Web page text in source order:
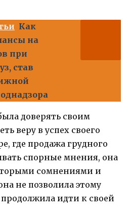
Как
на
при
став
доверять своим
веру в успех своего
где продажа грудного
спорные мнения, она
сомнениями и
не позволила этому
продолжила идти к своей